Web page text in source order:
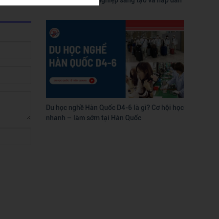
Du học nghề Hàn Quốc D4-6 là gì? Cơ hội học
nhanh – làm sớm tại Hàn Quốc